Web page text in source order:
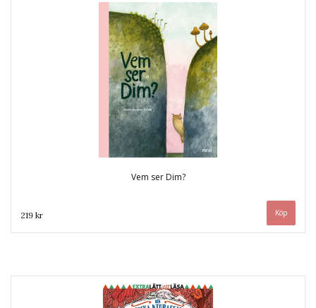
Vem ser Dim?
219 kr